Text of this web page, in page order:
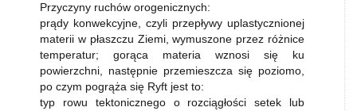
Przyczyny ruchów orogenicznych:
prądy konwekcyjne, czyli przepływy uplastycznionej
materii w płaszczu Ziemi, wymuszone przez różnice
temperatur; gorąca materia wznosi się ku
powierzchni, następnie przemieszcza się poziomo,
po czym pogrąża się Ryft jest to:
typ rowu tektonicznego o rozciągłości setek lub